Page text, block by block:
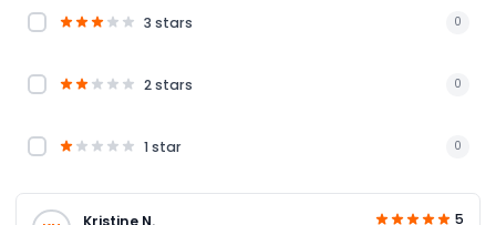
3 stars 0
2 stars 0
1 star 0
Kristine N. 5